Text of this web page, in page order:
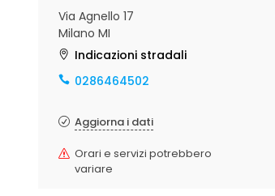
Via Agnello 17
Milano MI
Indicazioni stradali
0286464502
Aggiorna i dati
Orari e servizi potrebbero
variare